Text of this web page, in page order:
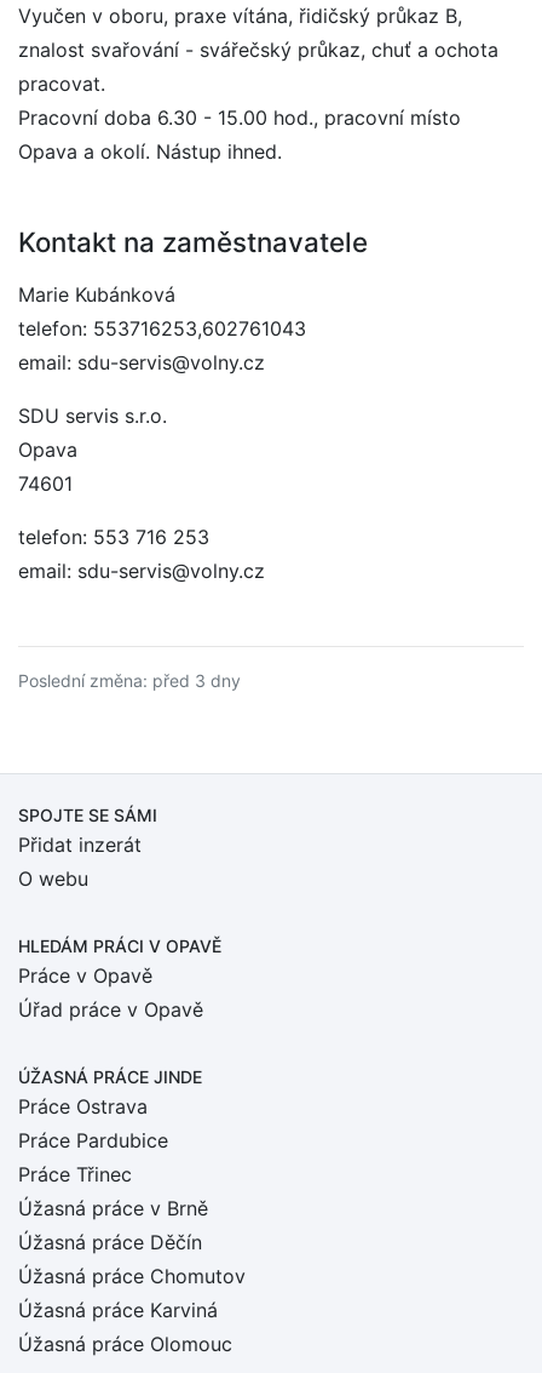
Vyučen v oboru, praxe vítána, řidičský průkaz B,
znalost svařování - svářečský průkaz, chuť a ochota
pracovat.
Pracovní doba 6.30 - 15.00 hod., pracovní místo
Opava a okolí. Nástup ihned.
Kontakt na zaměstnavatele
Marie Kubánková
telefon: 553716253,602761043
email: sdu-servis@volny.cz
SDU servis s.r.o.
Opava
74601
telefon: 553 716 253
email: sdu-servis@volny.cz
Poslední změna: před 3 dny
SPOJTE SE SÁMI
Přidat inzerát
O webu
HLEDÁM PRÁCI V OPAVĚ
Práce v Opavě
Úřad práce v Opavě
ÚŽASNÁ PRÁCE JINDE
Práce Ostrava
Práce Pardubice
Práce Třinec
Úžasná práce v Brně
Úžasná práce Děčín
Úžasná práce Chomutov
Úžasná práce Karviná
Úžasná práce Olomouc